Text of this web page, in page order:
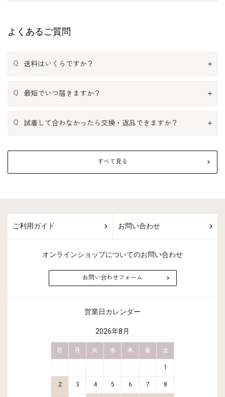
よくあるご質問
Q 送料はいくらですか？
Q 最短でいつ届きますか？
Q 試着して合わなかったら交換・返品できますか？
すべて見る
ご利用ガイド お問い合わせ
オンラインショップについてのお問い合わせ
お問い合わせフォーム
営業日カレンダー
2026年8月
日 月 火 水 木 金 土
1
2 3 4 5 6 7 8